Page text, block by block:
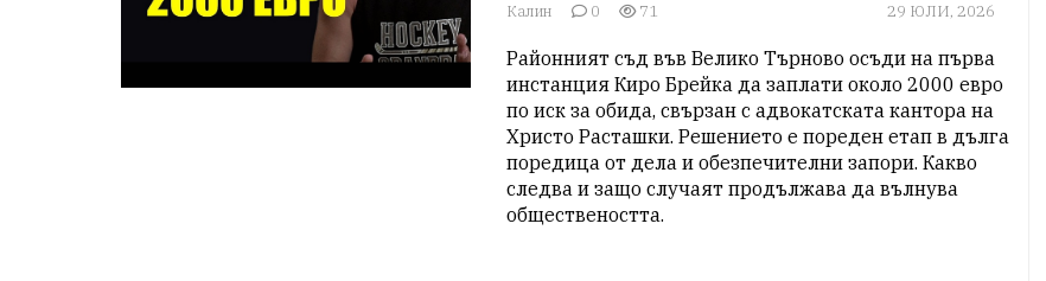
Калин 0 71 29 ЮЛИ, 2026
Районният съд във Велико Търново осъди на първа
инстанция Киро Брейка да заплати около 2000 евро
по иск за обида, свързан с адвокатската кантора на
Христо Расташки. Решението е пореден етап в дълга
поредица от дела и обезпечителни запори. Какво
следва и защо случаят продължава да вълнува
обществеността.